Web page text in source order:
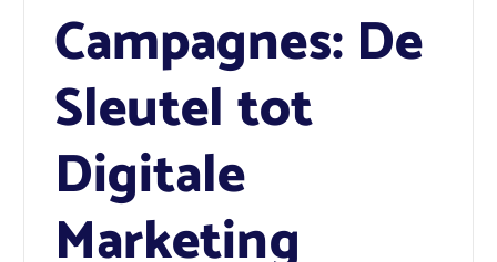
Campagnes: De
Sleutel tot
Digitale
Marketing